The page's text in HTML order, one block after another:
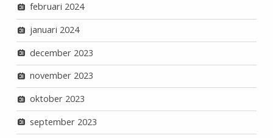
februari 2024
januari 2024
december 2023
november 2023
oktober 2023
september 2023